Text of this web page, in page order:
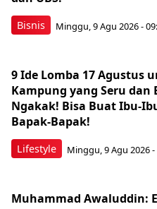
Bisnis Minggu, 9 Agu 2026 -
Lifestyle
9 Ide Lomba 17 Agustus
Kampung yang Seru dan
Ngakak! Bisa Buat Ibu-
Bapak-Bapak!
Minggu, 9 Agu 2026 -
Muhammad Awaluddin: